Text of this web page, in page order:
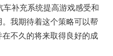
补充系统提高游戏感受和
我期待着这个策略可以帮
不久的将来取得良好的成